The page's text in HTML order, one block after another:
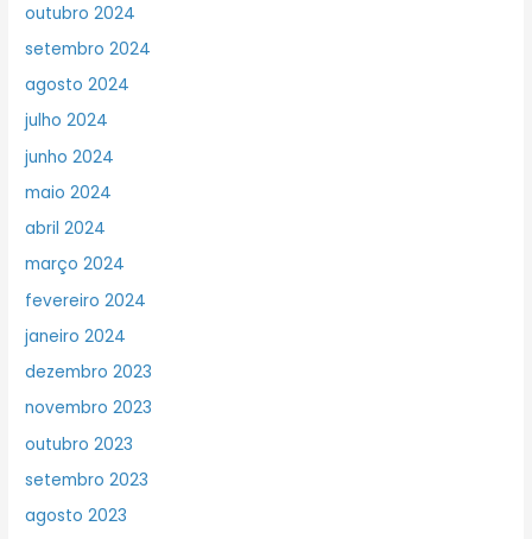
outubro 2024
setembro 2024
agosto 2024
julho 2024
junho 2024
maio 2024
abril 2024
março 2024
fevereiro 2024
janeiro 2024
dezembro 2023
novembro 2023
outubro 2023
setembro 2023
agosto 2023